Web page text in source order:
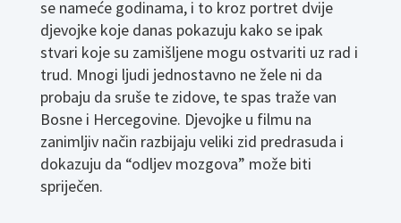
se nameće godinama, i to kroz portret dvije
djevojke koje danas pokazuju kako se ipak
stvari koje su zamišljene mogu ostvariti uz rad i
trud. Mnogi ljudi jednostavno ne žele ni da
probaju da sruše te zidove, te spas traže van
Bosne i Hercegovine. Djevojke u filmu na
zanimljiv način razbijaju veliki zid predrasuda i
dokazuju da “odljev mozgova” može biti
spriječen.